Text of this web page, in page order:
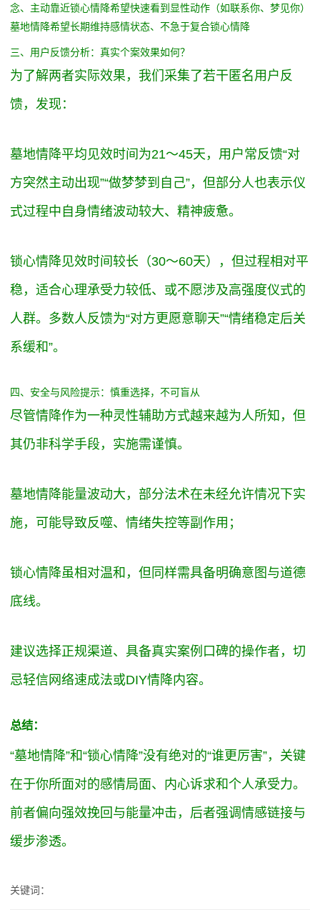
念、主动靠近锁心情降希望快速看到显性动作（如联系你、梦见你）
墓地情降希望长期维持感情状态、不急于复合锁心情降
三、用户反馈分析：真实个案效果如何？
为了解两者实际效果，我们采集了若干匿名用户反
馈，发现：
墓地情降平均见效时间为21～45天，用户常反馈“对
方突然主动出现”“做梦梦到自己”，但部分人也表示仪
式过程中自身情绪波动较大、精神疲惫。
锁心情降见效时间较长（30～60天），但过程相对平
稳，适合心理承受力较低、或不愿涉及高强度仪式的
人群。多数人反馈为“对方更愿意聊天”“情绪稳定后关
系缓和”。
四、安全与风险提示：慎重选择，不可盲从
尽管情降作为一种灵性辅助方式越来越为人所知，但
其仍非科学手段，实施需谨慎。
墓地情降能量波动大，部分法术在未经允许情况下实
施，可能导致反噬、情绪失控等副作用；
锁心情降虽相对温和，但同样需具备明确意图与道德
底线。
建议选择正规渠道、具备真实案例口碑的操作者，切
忌轻信网络速成法或DIY情降内容。
总结：
“墓地情降”和“锁心情降”没有绝对的“谁更厉害”，关键
在于你所面对的感情局面、内心诉求和个人承受力。
前者偏向强效挽回与能量冲击，后者强调情感链接与
缓步渗透。
关键词：